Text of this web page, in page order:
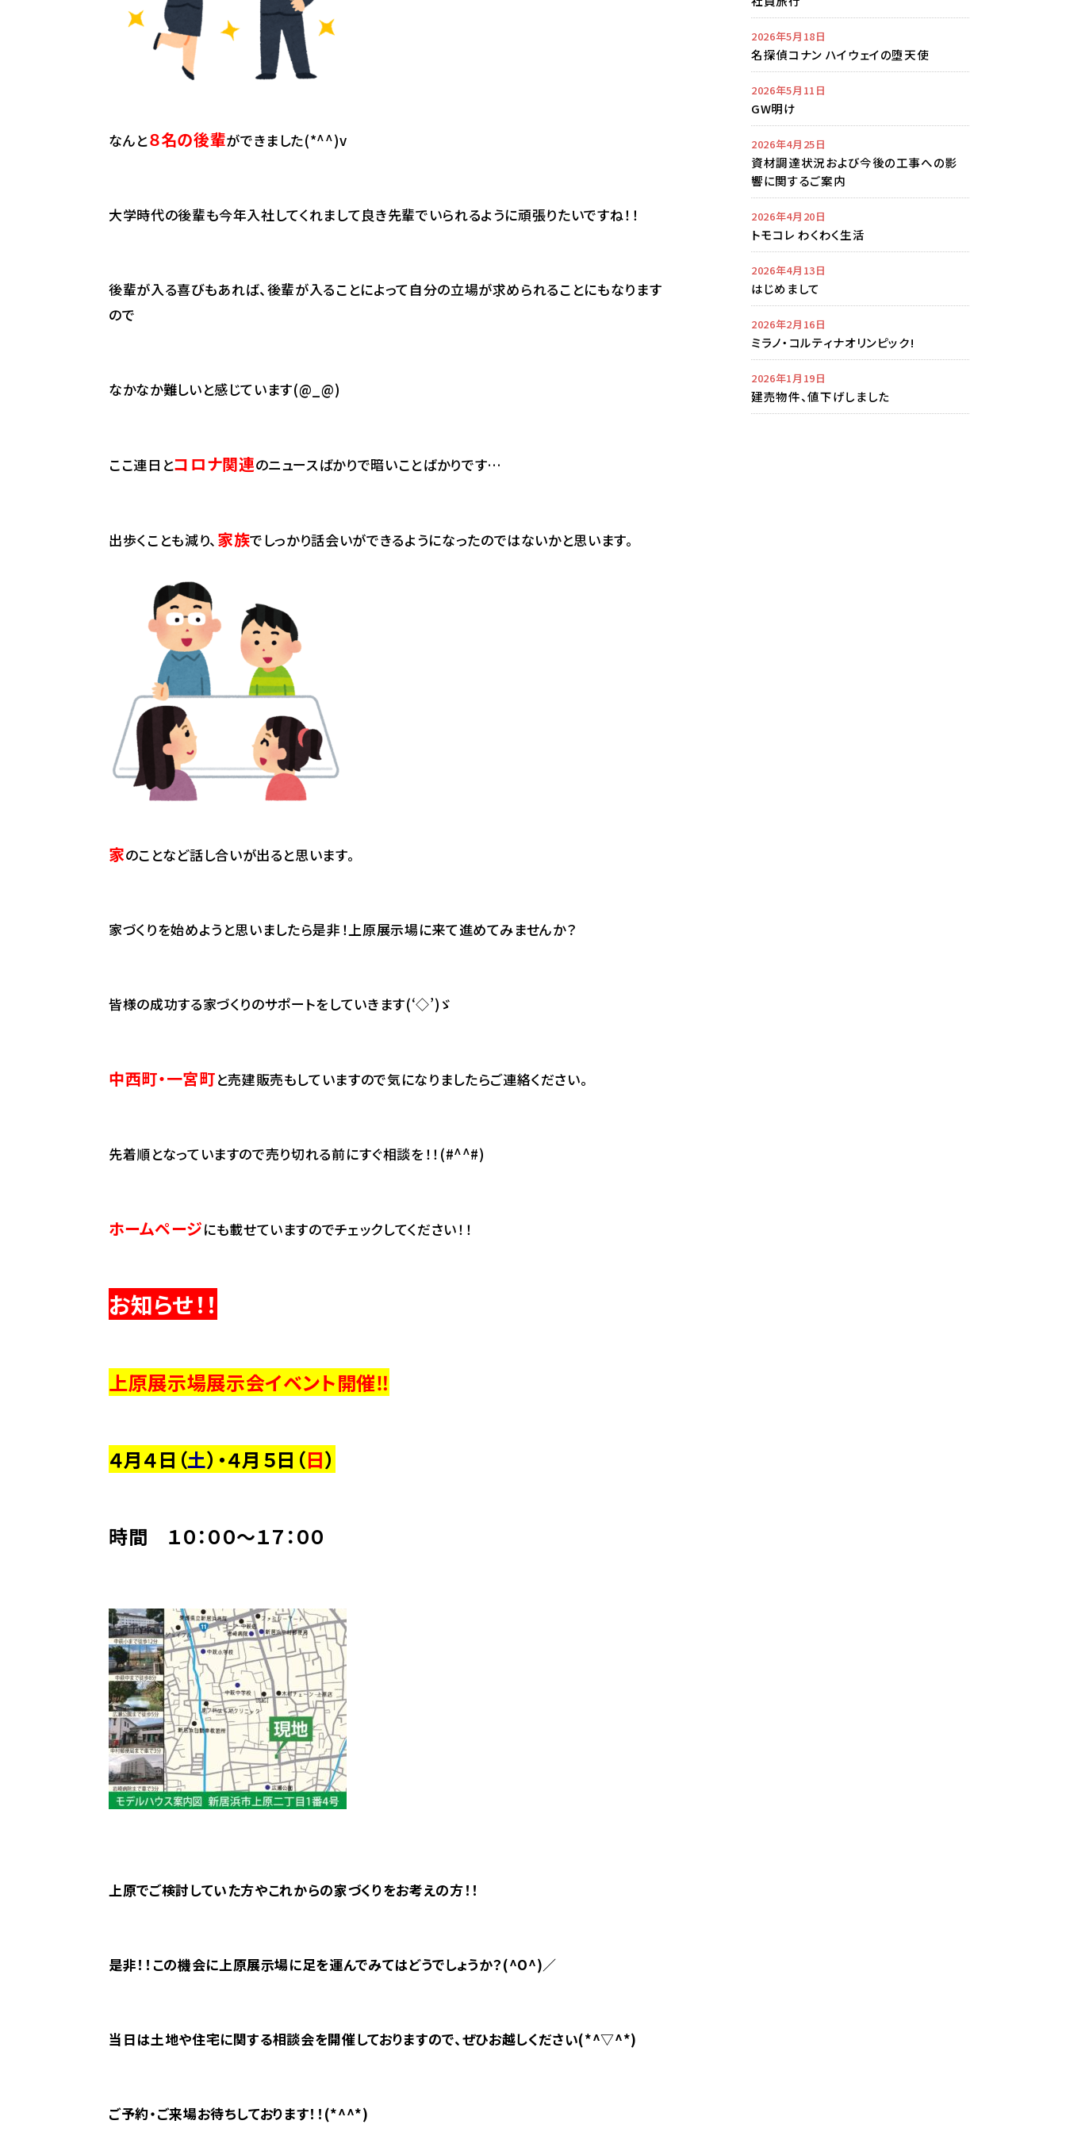
なんと８名の後輩ができました(*^^)v
大学時代の後輩も今年入社してくれまして良き先輩でいられるように頑張りたいですね！！
後輩が入る喜びもあれば、後輩が入ることによって自分の立場が求められることにもなります
ので
なかなか難しいと感じています(@_@)
ここ連日とコロナ関連のニュースばかりで暗いことばかりです…
出歩くことも減り、 家族でしっかり話会いができるようになったのではないかと思います。
家のことなど話し合いが出ると思います。
家づくりを始めようと思いましたら是非！上原展示場に来て進めてみませんか？
皆様の成功する家づくりのサポートをしていきます(‘◇’)ゞ
中西町・一宮町と売建販売もしていますので気になりましたらご連絡ください。
先着順となっていますので売り切れる前にすぐ相談を！！(#^^#)
ホームページにも載せていますのでチェックしてください！！
お知らせ！！
上原展示場展示会イベント開催‼
４月４日（土）・４月５日（日）
時間 １０：００～１７：００
上原でご検討していた方やこれからの家づくりをお考えの方！！
是非！！この機会に上原展示場に足を運んでみてはどうでしょうか？(^O^)／
当日は土地や住宅に関する相談会を開催しておりますので、ぜひお越しください(*^▽^*)
ご予約・ご来場お待ちしております！！(*^^*)
2026年5月18日
名探偵コナン ハイウェイの堕天使
2026年5月11日
GW明け
2026年4月25日
資材調達状況および今後の工事への影
響に関するご案内
2026年4月20日
トモコレ わくわく生活
2026年4月13日
はじめまして
2026年2月16日
ミラノ・コルティナオリンピック!
2026年1月19日
建売物件、値下げしました